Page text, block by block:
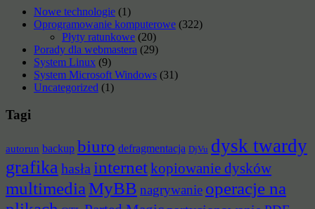
Nowe technologie (1)
Oprogramowanie komputerowe (322)
Płyty ratunkowe (20)
Porady dla webmastera (29)
System Linux (9)
System Microsoft Windows (31)
Uncategorized (1)
Tagi
autorun backup biuro defragmentacja DjVu dysk twardy
grafika hasłainternetkopiowanie dysków
multimediaMyBB nagrywanie operacje na